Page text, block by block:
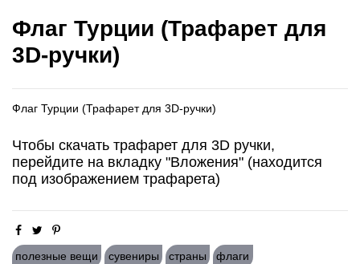
Флаг Турции (Трафарет для
3D-ручки)
Флаг Турции (Трафарет для 3D-ручки)
Чтобы скачать трафарет для 3D ручки,
перейдите на вкладку "Вложения" (находится
под изображением трафарета)
полезные вещи сувениры страны флаги